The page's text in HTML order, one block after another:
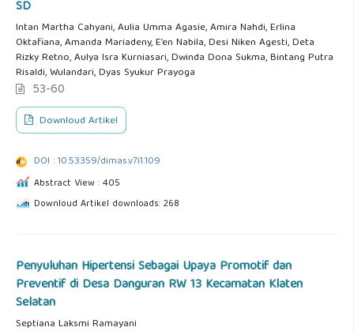
SD
Intan Martha Cahyani, Aulia Umma Agasie, Amira Nahdi, Erlina
Oktafiana, Amanda Mariadeny, E’en Nabila, Desi Niken Agesti, Deta
Rizky Retno, Aulya Isra Kurniasari, Dwinda Dona Sukma, Bintang Putra
Risaldi, Wulandari, Dyas Syukur Prayoga
53-60
Downloud Artikel
DOI : 10.53359/dimas.v7i1.109
Abstract View : 405
Downloud Artikel downloads: 268
Penyuluhan Hipertensi Sebagai Upaya Promotif dan
Preventif di Desa Danguran RW 13 Kecamatan Klaten
Selatan
Septiana Laksmi Ramayani